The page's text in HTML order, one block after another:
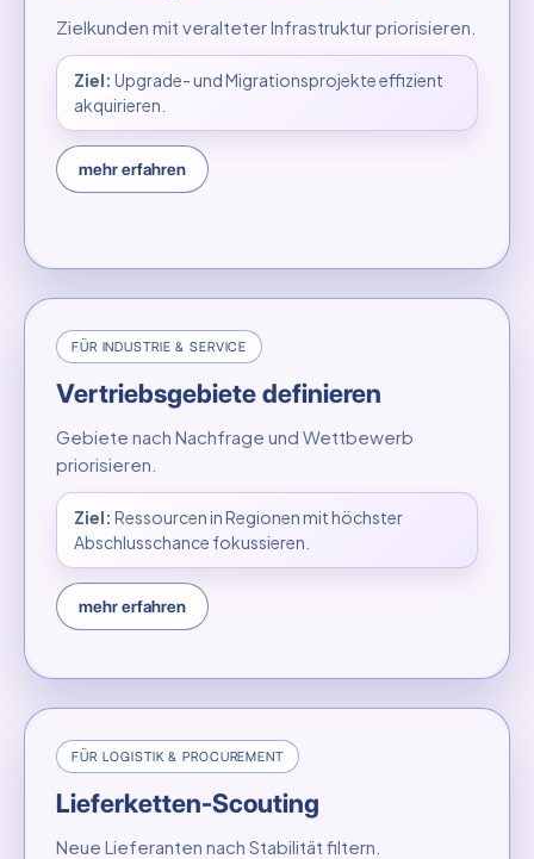
Zielkunden mit veralteter Infrastruktur priorisieren.
Ziel: Upgrade- und Migrationsprojekte effizient
akquirieren.
mehr erfahren
FÜR INDUSTRIE & SERVICE
Vertriebsgebiete definieren
Gebiete nach Nachfrage und Wettbewerb
priorisieren.
Ziel: Ressourcen in Regionen mit höchster
Abschlusschance fokussieren.
mehr erfahren
FÜR LOGISTIK & PROCUREMENT
Lieferketten-Scouting
Neue Lieferanten nach Stabilität filtern.